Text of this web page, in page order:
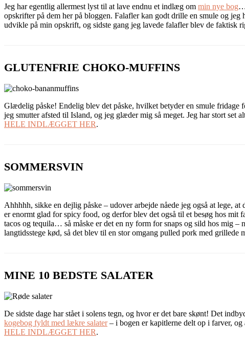
Jeg har egentlig allermest lyst til at lave endnu et indlæg om min nye bog
opskrifter på dem her på bloggen. Falafler kan godt drille en smule og
udvikle på min opskrift, og sidste gang jeg lavede falafler blev de faktisk
GLUTENFRIE CHOKO-MUFFINS
Glædelig påske! Endelig blev det påske, hvilket betyder en smule
jeg smutter afsted til Island, og jeg glæder mig så meget. Jeg har stort
HELE INDLÆGGET HER.
SOMMERSVIN
Ahhhhh, sikke en dejlig påske – udover arbejde nåede jeg også at lege,
er enormt glad for spicy food, og derfor blev det også til et besøg hos
tacos og tequila… så måske er det en ny form for snaps og sild hos mig –
langtidsstege kød, så det blev til en stor omgang pulled pork med grillede
MINE 10 BEDSTE SALATER
De sidste dage har stået i solens tegn, og hvor er det bare skønt! Det
kogebog fyldt med lækre salater– i bogen er kapitlerne delt op i farver,
HELE INDLÆGGET HER.